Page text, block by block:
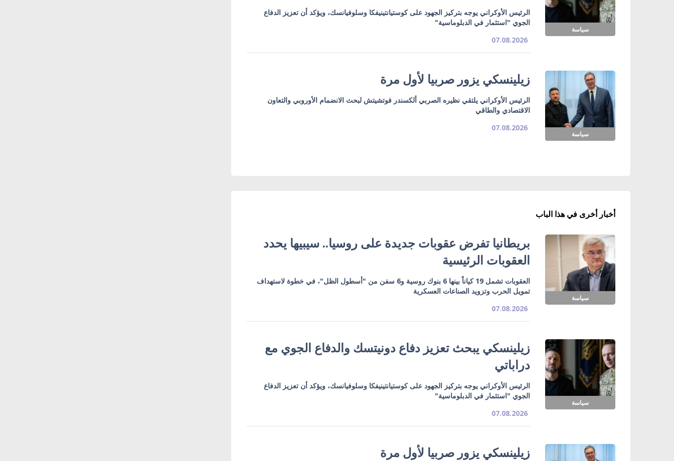
سياسة
الرئيس الأوكراني يوجه بتركيز الجهود على كوستيانتينيفكا وسلوفيانسك، ويؤكد أن تعزيز الدفاع
الجوي "استثمار في الدبلوماسية"
07.08.2026
سياسة
زيلينسكي يزور صربيا لأول مرة
الرئيس الأوكراني يلتقي نظيره الصربي ألكسندر فوتشيتش لبحث الانضمام الأوروبي والتعاون
الاقتصادي والطاقي
07.08.2026
أخبار أخرى في هذا الباب
سياسة
بريطانيا تفرض عقوبات جديدة على روسيا.. سيبيها يحدد
العقوبات الرئيسية
العقوبات تشمل 19 كياناً بينها 6 بنوك روسية و6 سفن من "أسطول الظل"، في خطوة لاستهداف
تمويل الحرب وتزويد الصناعات العسكرية
07.08.2026
سياسة
زيلينسكي يبحث تعزيز دفاع دونيتسك والدفاع الجوي مع
دراباتي
الرئيس الأوكراني يوجه بتركيز الجهود على كوستيانتينيفكا وسلوفيانسك، ويؤكد أن تعزيز الدفاع
الجوي "استثمار في الدبلوماسية"
07.08.2026
زيلينسكي يزور صربيا لأول مرة